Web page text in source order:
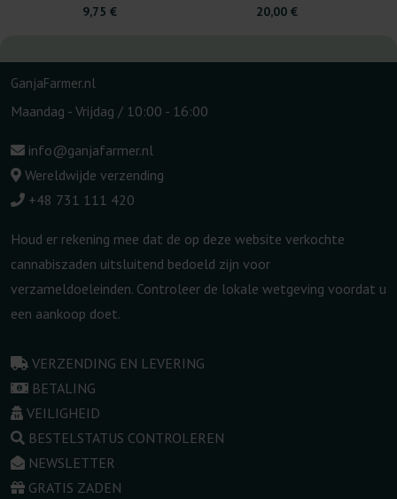
9,75 €
20,00 €
GanjaFarmer.nl
Maandag - Vrijdag / 10:00 - 16:00
info@ganjafarmer.nl
Wereldwijde verzending
+48 731 111 420
Houd er rekening mee dat de op deze website verkochte
cannabiszaden uitsluitend bedoeld zijn voor
verzameldoeleinden. Controleer de lokale wetgeving voordat u
een aankoop doet.
VERZENDING EN LEVERING
BETALING
VEILIGHEID
BESTELSTATUS CONTROLEREN
NEWSLETTER
GRATIS ZADEN